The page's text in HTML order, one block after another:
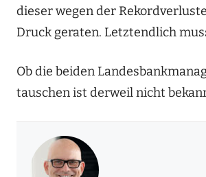
dieser wegen der
Druck geraten. Letztendlich
Ob die beiden
tauschen ist derweil nicht